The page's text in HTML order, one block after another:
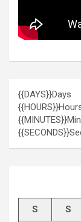
{{DAYS}}Days
{{HOURS}}
{{MINUTES}}
{{SECONDS}}
S S